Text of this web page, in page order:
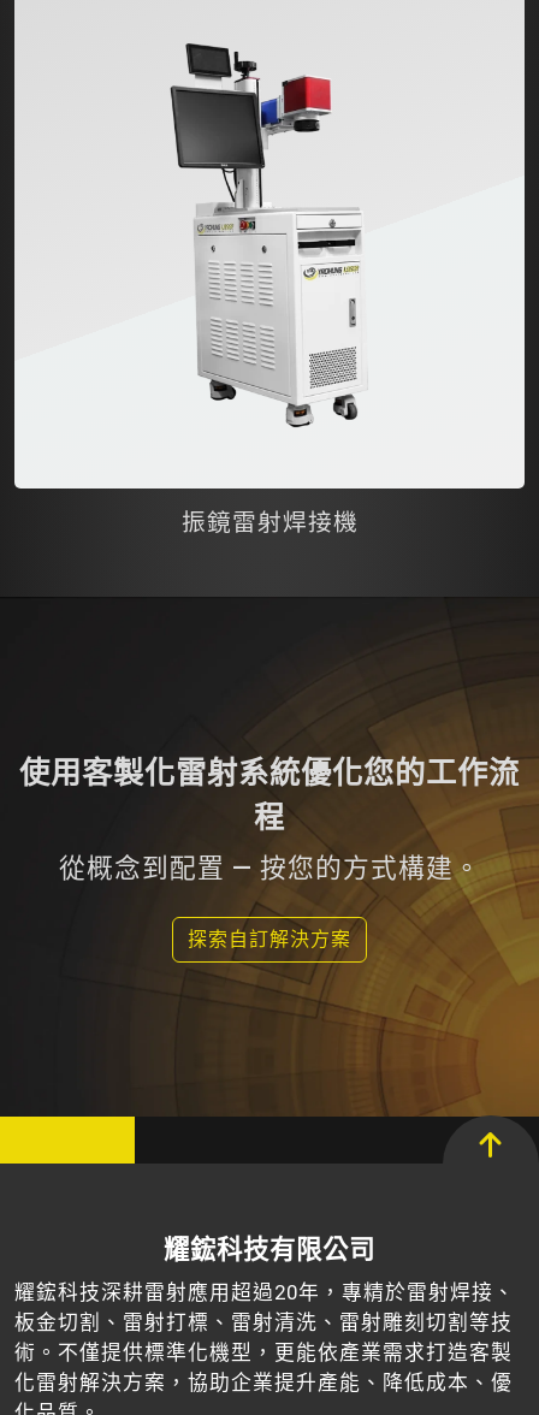
振鏡雷射焊接機
使用客製化雷射系統優化您的工作流
程
從概念到配置 — 按您的方式構建。
探索自訂解決方案
耀鋐科技有限公司
耀鋐科技深耕雷射應用超過20年，專精於雷射焊接、
板金切割、雷射打標、雷射清洗、雷射雕刻切割等技
術。不僅提供標準化機型，更能依產業需求打造客製
化雷射解決方案，協助企業提升產能、降低成本、優